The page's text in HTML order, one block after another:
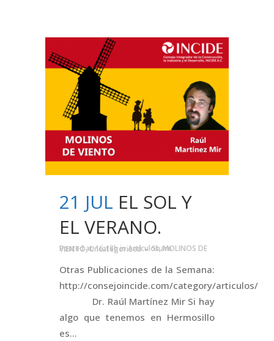
21 JUL EL SOL Y
EL VERANO.
Posted at 16:18hinArtículos,
MOLINOS DE VIENTO,Uncategorized Share
Otras Publicaciones de la Semana:
http://consejoincide.com/category/articulos/
Dr. Raúl Martínez Mir Si hay
algo que tenemos en Hermosillo
es...